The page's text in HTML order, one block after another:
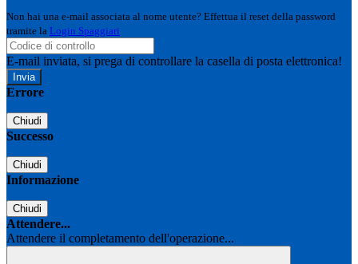
Non hai una e-mail associata al nome utente? Effettua il reset della password
tramite la Login Spaggiari
E-mail inviata, si prega di controllare la casella di posta elettronica!
Errore
Chiudi
Successo
Chiudi
Informazione
Chiudi
Attendere...
Attendere il completamento dell'operazione...